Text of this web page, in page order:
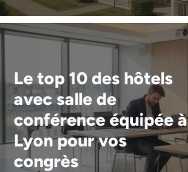
Le top 10 des hôtels
avec salle de
conférence équipée à
Lyon pour vos
congrès